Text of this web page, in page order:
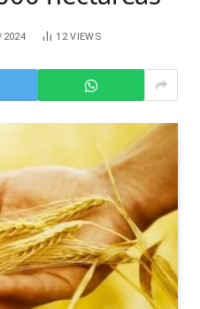
2024 12VIEWS